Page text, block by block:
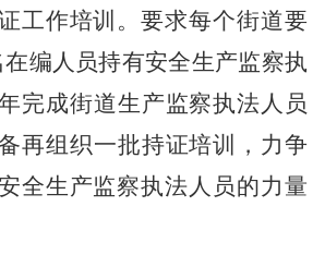
工作培训。要求每个街道要
在编人员持有安全生产监察执
完成街道生产监察执法人员
再组织一批持证培训，力争
全生产监察执法人员的力量